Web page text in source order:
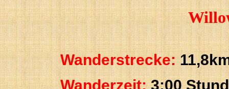
Wanderstrecke:
Wanderzeit:3:00